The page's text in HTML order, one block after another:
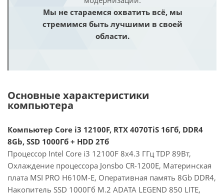
Мы не стараемся охватить всё, мы
стремимся быть лучшими в своей
области.
Основные характеристики
компьютера
Компьютер Core i3 12100F, RTX 4070TiS 16Гб, DDR4
8Gb, SSD 1000Гб + HDD 2Тб
Процессор Intel Core i3 12100F 8x4.3 ГГц TDP 89Вт,
Охлаждение процессора Jonsbo CR-1200E, Материнская
плата MSI PRO H610M-E, Оперативная память 8Gb DDR4,
Накопитель SSD 1000Гб M.2 ADATA LEGEND 850 LITE,